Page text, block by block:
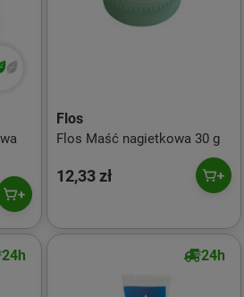
Flos
Flos Maść nagietkowa 30 g
12,33 zł
24h 24h